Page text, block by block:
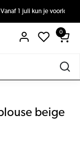
geen bestellingen meer
0
beige